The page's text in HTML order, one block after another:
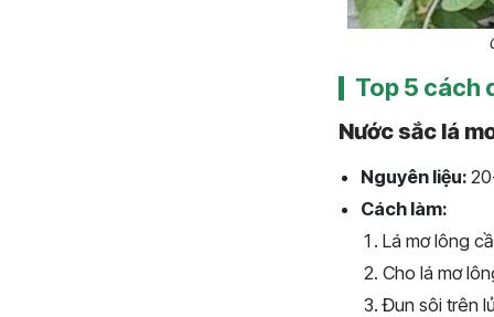
Top 5 cách
Nước sắc lá
Nguyên liệu:
Cách làm:
Lá mơ lông
Cho lá mơ
Đun sôi trên